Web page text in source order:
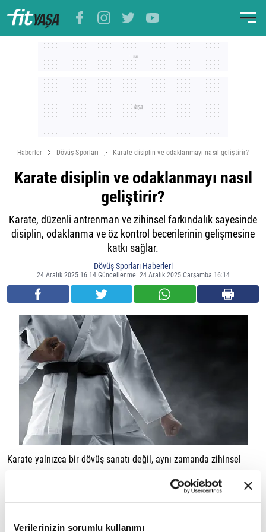
Verilerinizin sorumlu kullanımı
Haberler Dövüş Sporları Karate disiplin ve odaklanmayı nasıl geliştirir?
Karate disiplin ve odaklanmayı nasıl
geliştirir?
Karate, düzenli antrenman ve zihinsel farkındalık sayesinde
disiplin, odaklanma ve öz kontrol becerilerinin gelişmesine
katkı sağlar.
Dövüş Sporları Haberleri
24 Aralık 2025 16:14 Güncellenme: 24 Aralık 2025 Çarşamba 16:14
Karate yalnızca bir dövüş sanatı değil, aynı zamanda zihinsel
gelişimi destekleyen güçlü bir disiplindir. Antrenman süreci; sabır,
öz kontrol, dikkat ve süreklilik gibi becerilerin aynı anda